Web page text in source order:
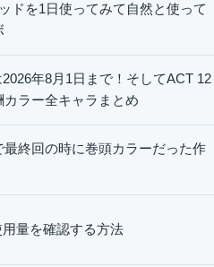
ドを1日使ってみて自然と使って
年8月1日まで！そしてACT 12
ラー全キャラまとめ
終回の時に巻頭カラーだった作
量を確認する方法